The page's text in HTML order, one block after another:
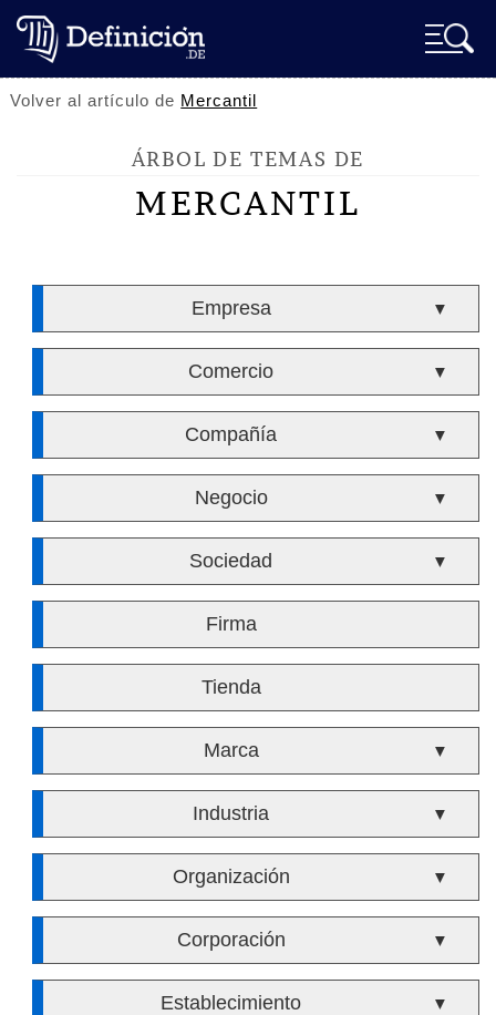
Volver al artículo de Mercantil
ÁRBOL DE TEMAS DE
MERCANTIL
Empresa ▼
Comercio ▼
Compañía ▼
Negocio ▼
Sociedad ▼
Firma
Tienda
Marca ▼
Industria ▼
Organización ▼
Corporación ▼
Establecimiento ▼